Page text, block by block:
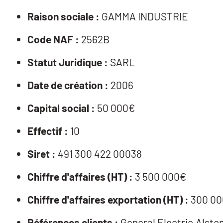
Raison sociale : GAMMA INDUSTRIE
Code NAF : 2562B
Statut Juridique : SARL
Date de création : 2006
Capital social : 50 000€
Effectif : 10
Siret : 491 300 422 00038
Chiffre d'affaires (HT) : 3 500 000€
Chiffre d'affaires exportation (HT) : 300